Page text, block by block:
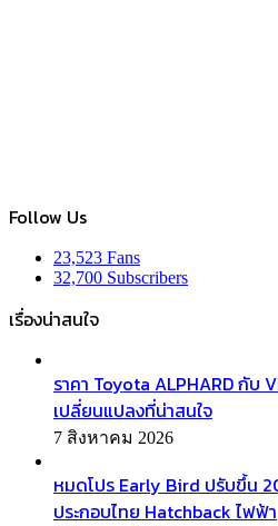
Follow Us
23,523 Fans
32,700 Subscribers
เรื่องน่าสนใจ
ราคา Toyota ALPHARD กับ
เปลี่ยนแปลงที่น่าสนใจ
7 สิงหาคม 2026
หมดโปร Early Bird ปรับขึ้น
ประกอบไทย Hatchback ไฟฟ้า